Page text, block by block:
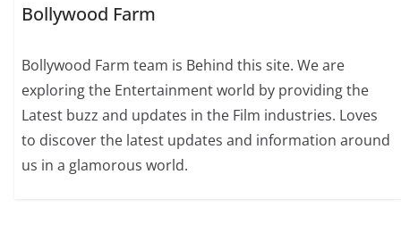
Bollywood Farm
Bollywood Farm team is Behind this site. We are
exploring the Entertainment world by providing the
Latest buzz and updates in the Film industries. Loves
to discover the latest updates and information around
us in a glamorous world.